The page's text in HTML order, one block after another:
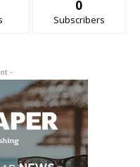
0
Subscribers
-